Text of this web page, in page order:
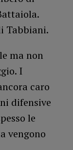
Tabbiani.
ma non
I
caro
difensive
le
vengono